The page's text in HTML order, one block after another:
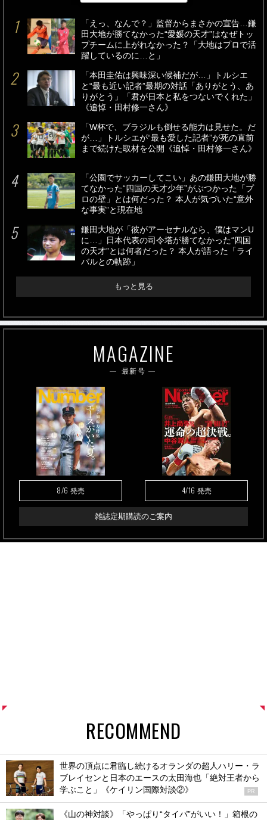
「えっ、なんで？」監督からまさかの宣告…鎌
田大地が勝てなかった“愛媛の天才”はなぜトッ
プチームに上がれなかった？「大地はプロで活
躍しているのに…と」
「本田圭佑は興味深い候補だが…」トルシエ
と“最も近い記者”最期の対話「ありがとう、あ
りがとう」「君が日本と私をつないでくれた」
《追悼・田村修一さん》
「W杯で、ブラジルも倒せる能力は見せた。だ
が…」トルシエが“最も愛した記者”が死の直前
まで続けた取材を公開《追悼・田村修一さん》
「公園でサッカーしてこい」あの鎌田大地が勝
てなかった“四国の天才少年”がぶつかった「プ
ロの壁」とは何だった？ 本人が気づいた“意外
な事実”と現在地
鎌田大地が「彼がアーセナルなら、僕はマンU
に…」日本代表の司令塔が勝てなかった“四国
の天才”とは何者だった？ 本人が語った「ライ
バルとの軌跡」
もっと見る
MAGAZINE
最新号
8/6 発売 4/16 発売
雑誌定期購読のご案内
RECOMMEND
世界の頂点に君臨し続けるオランダの超人ハリー・ラ
ブレイセンと日本のエースの太田海也「絶対王者から
学ぶこと」《ケイリン国際対談②》
PR
《山の神対談》「やっぱり“タイパ”がいい！」箱根の